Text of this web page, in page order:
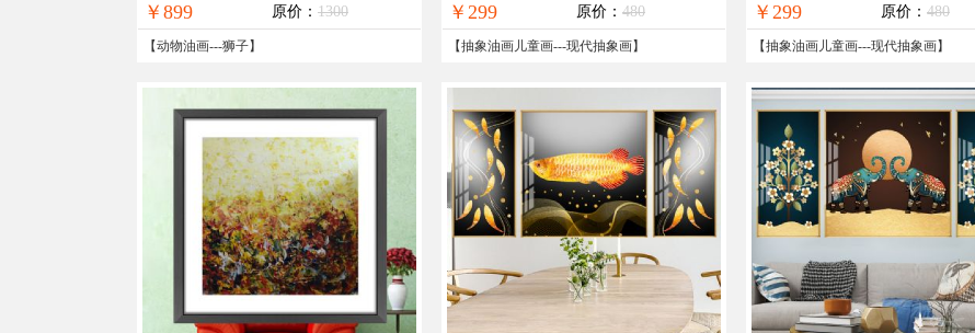
￥899 原价： 1300
【动物油画---狮子】
￥299 原价： 480
【抽象油画儿童画---现代抽象画】
￥299 原价： 480
【抽象油画儿童画---现代抽象画】